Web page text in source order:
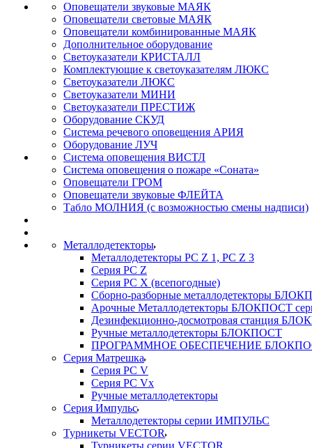
Оповещатели звуковые МАЯК
Оповещатели световые МАЯК
Оповещатели комбинированные МАЯК
Дополнительное оборудование
Светоуказатели КРИСТАЛЛ
Комплектующие к светоуказателям ЛЮКС
Светоуказатели ЛЮКС
Светоуказатели МИНИ
Светоуказатели ПРЕСТИЖ
Оборудование СКУД
Система речевого оповещения АРИЯ
Оборудование ЛУЧ
Система оповещения ВИСТЛ
Система оповещения о пожаре «Соната»
Оповещатели ГРОМ
Оповещатели звуковые ФЛЕЙТА
Табло МОЛНИЯ (с возможностью смены надписи)
Металлодетекторы
Металлодетекторы РС Z 1, PC Z 3
Серия РС Z
Серия РС X (всепогодные)
Сборно-разборные металлодетекторы
Арочные Металлодетекторы БЛОКПОСТ
Дезинфекционно-досмотровая станция
Ручные металлодетекторы БЛОКПОСТ
ПРОГРАММНОЕ ОБЕСПЕЧЕНИЕ
Серия Матрешка
Серия PC V
Серия PC Vx
Ручные металлодетекторы
Серия Импульс
Металлодетекторы серии ИМПУЛЬС
Турникеты VECTOR
Турникеты серии VECTOR